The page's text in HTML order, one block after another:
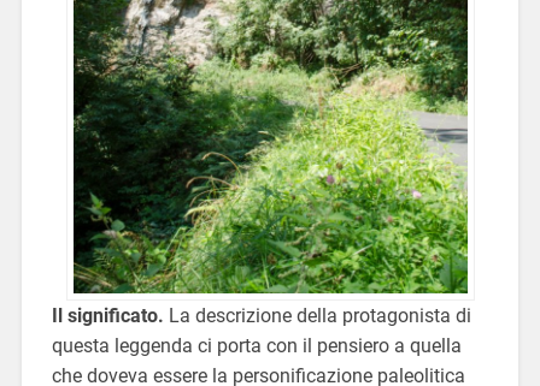
Il significato. La descrizione della protagonista di
questa leggenda ci porta con il pensiero a quella
che doveva essere la personificazione paleolitica